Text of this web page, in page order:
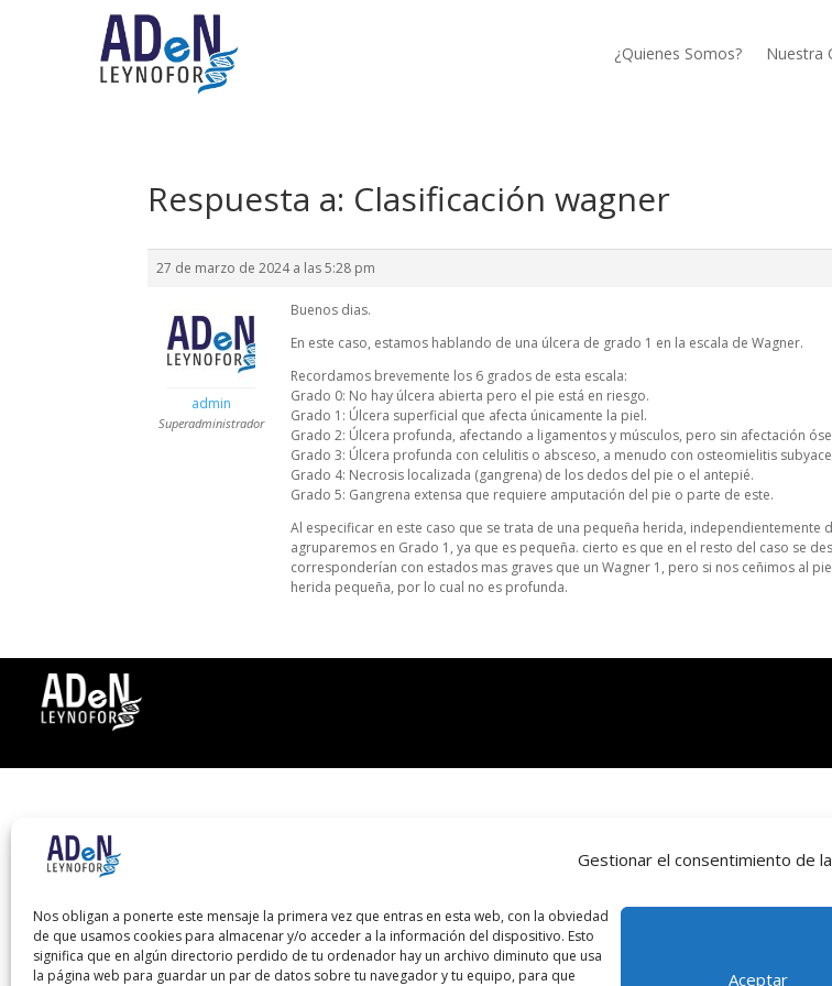
Gestionar el consentimiento de
Nos obligan a ponerte este mensaje la primera vez que entras en esta web, con la obviedad
de que usamos cookies para almacenar y/o acceder a la información del dispositivo. Esto
significa que en algún directorio perdido de tu ordenador hay un archivo diminuto que usa
la página web para guardar un par de datos sobre tu navegador y tu equipo, para que
Aceptar
¿Quienes Somos? Nuestra
Respuesta a: Clasificación wagner
27 de marzo de 2024 a las 5:28 pm
admin
Superadministrador
Buenos dias.
En este caso, estamos hablando de una úlcera de grado 1 en la escala de Wagner.
Recordamos brevemente los 6 grados de esta escala:
Grado 0: No hay úlcera abierta pero el pie está en riesgo.
Grado 1: Úlcera superficial que afecta únicamente la piel.
Grado 2: Úlcera profunda, afectando a ligamentos y músculos, pero sin afectación
Grado 3: Úlcera profunda con celulitis o absceso, a menudo con osteomielitis
Grado 4: Necrosis localizada (gangrena) de los dedos del pie o el antepié.
Grado 5: Gangrena extensa que requiere amputación del pie o parte de este.
Al especificar en este caso que se trata de una pequeña herida, independientemente
agruparemos en Grado 1, ya que es pequeña. cierto es que en el resto del caso se
corresponderían con estados mas graves que un Wagner 1, pero si nos ceñimos al
herida pequeña, por lo cual no es profunda.